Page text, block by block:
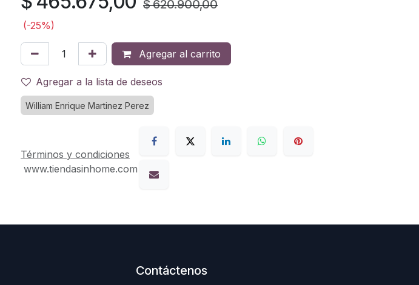
$620.900,00
(-25%)
Agregar al carrito
Agregar a la lista de deseos
William Enrique Martinez Perez
Términos y condiciones
www.tiendasinhome.com
Contáctenos